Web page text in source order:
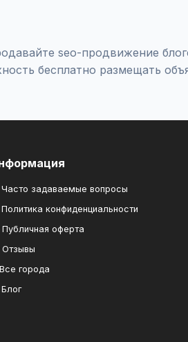
seo-продвижение
бесплатно размещать
Часто задаваемые вопросы
Политика конфиденциальности
Публичная оферта
Отзывы
Все города
Блог